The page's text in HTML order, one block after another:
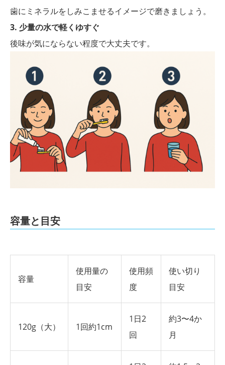
歯にミネラルをしみこませるイメージで磨きましょう。
3. 少量の水で軽くゆすぐ
後味が気にならない程度で大丈夫です。
容量と目安
容量
使用量の
目安
使用頻
度
使い切り
目安
120g（大） 1回約1cm
1日2
回
約3〜4か
月